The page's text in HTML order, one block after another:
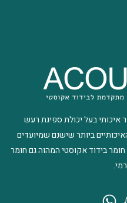
איכותי בעל יכולת ספיגת רעש
ביותר שישנם שמיועדים
בידוד אקוסטי המהוה גם חומר